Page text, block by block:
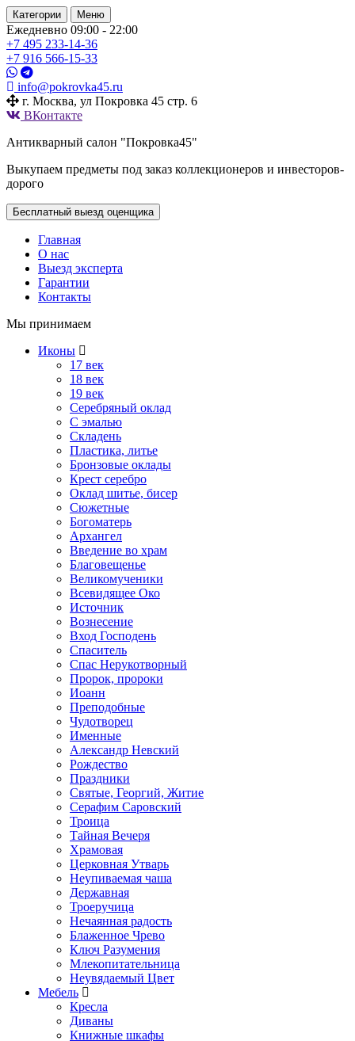
Категории Меню
Ежедневно 09:00 - 22:00
+7 495 233-14-36
+7 916 566-15-33
info@pokrovka45.ru
г. Москва, ул Покровка 45 стр. 6
ВКонтакте
Антикварный салон "Покровка45"
Выкупаем предметы под заказ коллекционеров и инвесторов-
дорого
Бесплатный выезд оценщика
Главная
О нас
Выезд эксперта
Гарантии
Контакты
Мы принимаем
Иконы
17 век
18 век
19 век
Серебряный оклад
С эмалью
Складень
Пластика, литье
Бронзовые оклады
Крест серебро
Оклад шитье, бисер
Сюжетные
Богоматерь
Архангел
Введение во храм
Благовещенье
Великомученики
Всевидящее Око
Источник
Вознесение
Вход Господень
Спаситель
Спас Нерукотворный
Пророк, пророки
Иоанн
Преподобные
Чудотворец
Именные
Александр Невский
Рождество
Праздники
Святые, Георгий, Житие
Серафим Саровский
Троица
Тайная Вечеря
Храмовая
Церковная Утварь
Неупиваемая чаша
Державная
Троеручица
Нечаянная радость
Блаженное Чрево
Ключ Разумения
Млекопитательница
Неувядаемый Цвет
Мебель
Кресла
Диваны
Книжные шкафы